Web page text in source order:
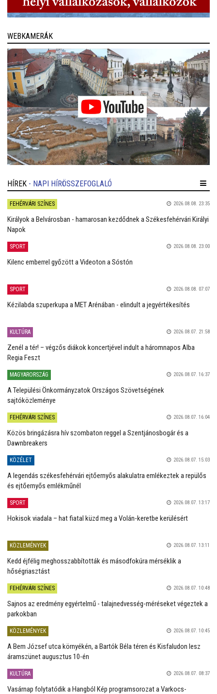
WEBKAMERÁK
HÍREK - NAPI HÍRÖSSZEFOGLALÓ
FEHÉRVÁRI SZÍNES 2026.08.08. 23:35
Királyok a Belvárosban - hamarosan kezdődnek a Székesfehérvári Királyi
Napok
SPORT 2026.08.08. 23:00
Kilenc emberrel győzött a Videoton a Sóstón
SPORT 2026.08.08. 07:07
Kézilabda szuperkupa a MET Arénában - elindult a jegyértékesítés
KULTÚRA 2026.08.07. 21:58
Zenél a tér! – végzős diákok koncertjével indult a háromnapos Alba
Regia Feszt
MAGYARORSZÁG 2026.08.07. 16:37
A Települési Önkormányzatok Országos Szövetségének
sajtóközleménye
FEHÉRVÁRI SZÍNES 2026.08.07. 16:04
Közös bringázásra hív szombaton reggel a Szentjánosbogár és a
Dawnbreakers
KÖZÉLET 2026.08.07. 15:03
A legendás székesfehérvári ejtőernyős alakulatra emlékeztek a repülős
és ejtőernyős emlékműnél
SPORT 2026.08.07. 13:17
Hokisok viadala – hat fiatal küzd meg a Volán-keretbe kerülésért
KÖZLEMÉNYEK 2026.08.07. 13:11
Kedd éjfélig meghosszabbították és másodfokúra mérséklik a
hőségriasztást
FEHÉRVÁRI SZÍNES 2026.08.07. 10:48
Sajnos az eredmény egyértelmű - talajnedvesség-méréseket végeztek a
parkokban
KÖZLEMÉNYEK 2026.08.07. 10:45
A Bem József utca környékén, a Bartók Béla téren és Kisfaludon lesz
áramszünet augusztus 10-én
KULTÚRA 2026.08.07. 08:37
Vasárnap folytatódik a Hangból Kép programsorozat a Varkocs-